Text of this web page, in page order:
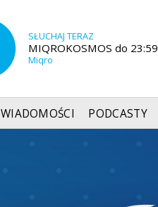
SŁUCHAJ TERAZ
MIQROKOSMOS do 23:59
Miqro
WIADOMOŚCI PODCASTY